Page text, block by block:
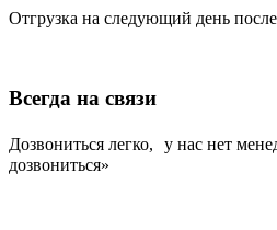
Отгрузка на следующий день
Всегда на связи
Дозвониться легко, у нас нет
дозвониться»